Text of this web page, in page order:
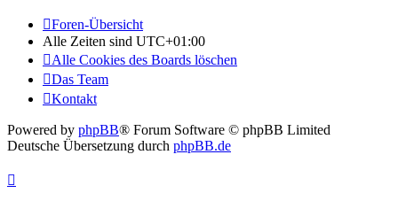
Foren-Übersicht
Alle Zeiten sind UTC+01:00
Alle Cookies des Boards löschen
Das Team
Kontakt
Powered by phpBB® Forum Software © phpBB Limited
Deutsche Übersetzung durch phpBB.de